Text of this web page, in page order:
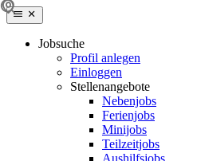
Jobsuche
Profil anlegen
Einloggen
Stellenangebote
Nebenjobs
Ferienjobs
Minijobs
Teilzeitjobs
Aushilfsjobs